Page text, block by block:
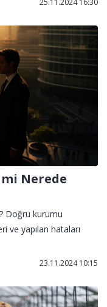
Nerede
Doğru kurumu
ve yapılan hataları
23.11.2024 10:15